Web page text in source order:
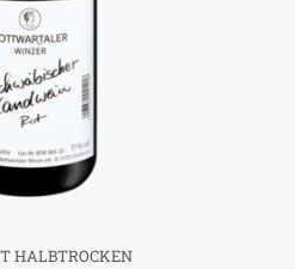
HALBTROCKEN